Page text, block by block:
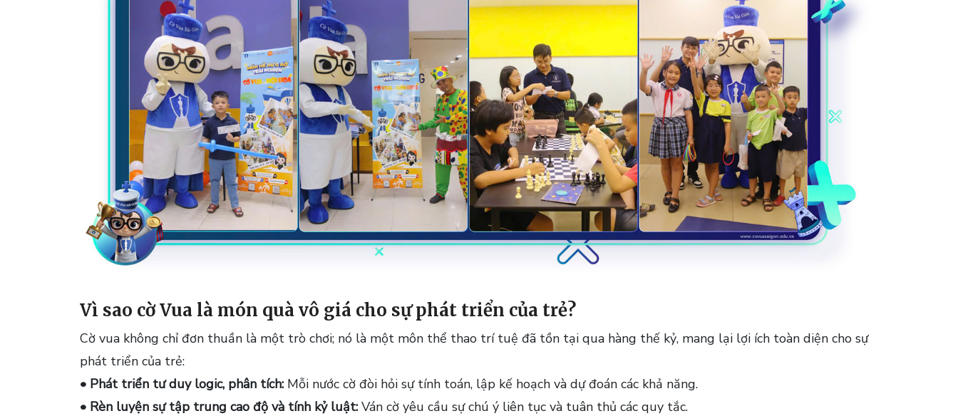
Vì sao cờ Vua là món quà vô giá cho sự phát triển của trẻ?
Cờ vua không chỉ đơn thuần là một trò chơi; nó là một môn thể thao trí tuệ đã tồn tại qua hàng thế kỷ, mang lại lợi ích toàn diện cho sự
phát triển của trẻ:
• Phát triển tư duy logic, phân tích: Mỗi nước cờ đòi hỏi sự tính toán, lập kế hoạch và dự đoán các khả năng.
• Rèn luyện sự tập trung cao độ và tính kỷ luật: Ván cờ yêu cầu sự chú ý liên tục và tuân thủ các quy tắc.